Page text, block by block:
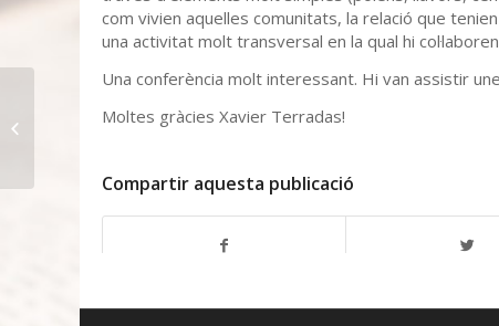
com vivien aquelles comunitats, la relació que
una activitat molt transversal en la qual hi
Una conferència molt interessant. Hi van assistir
Moltes gràcies Xavier Terradas!
Compartir aquesta publicació
13. Estimem el patrimoni comarcal.